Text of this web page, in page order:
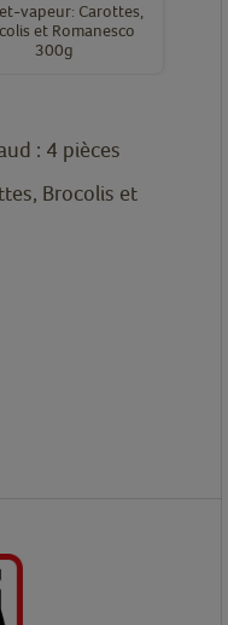
vapeur: Carottes,
et Romanesco
300g
: 4 pièces
Brocolis et